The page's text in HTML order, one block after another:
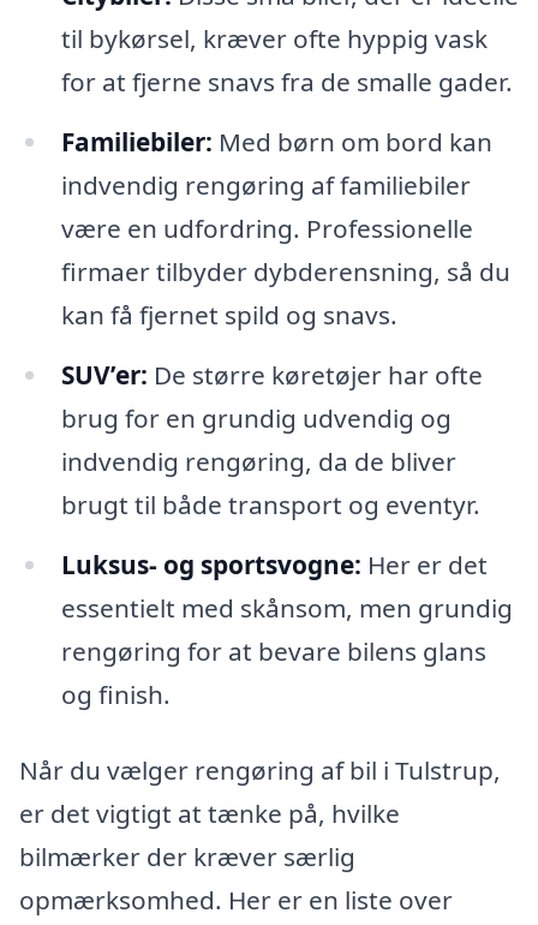
til bykørsel, kræver ofte hyppig vask
for at fjerne snavs fra de smalle gader.
Familiebiler: Med børn om bord kan
indvendig rengøring af familiebiler
være en udfordring. Professionelle
firmaer tilbyder dybderensning, så du
kan få fjernet spild og snavs.
SUV’er: De større køretøjer har ofte
brug for en grundig udvendig og
indvendig rengøring, da de bliver
brugt til både transport og eventyr.
Luksus- og sportsvogne: Her er det
essentielt med skånsom, men grundig
rengøring for at bevare bilens glans
og finish.
Når du vælger rengøring af bil i Tulstrup,
er det vigtigt at tænke på, hvilke
bilmærker der kræver særlig
opmærksomhed. Her er en liste over